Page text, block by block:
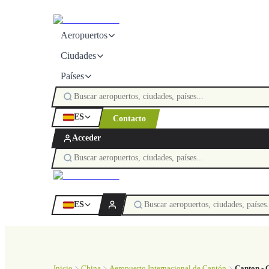
Aeropuertos
Ciudades
Países
ES Contacto
Acceder
ES